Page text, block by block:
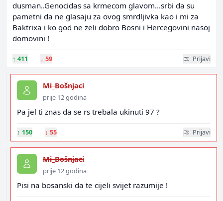
dusman..Genocidas sa krmecom glavom...srbi da su
pametni da ne glasaju za ovog smrdljivka kao i mi za
Baktrixa i ko god ne zeli dobro Bosni i Hercegovini nasoj
domovini !
↑ 411 ↓ 59 Prijavi
Mi_Bošnjaci
prije 12 godina
Pa jel ti znas da se rs trebala ukinuti 97 ?
↑ 150 ↓ 55 Prijavi
Mi_Bošnjaci
prije 12 godina
Pisi na bosanski da te cijeli svijet razumije !